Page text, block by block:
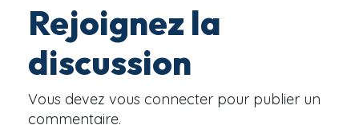
Rejoignez la
discussion
Vous devez vous connecter pour publier un
commentaire.